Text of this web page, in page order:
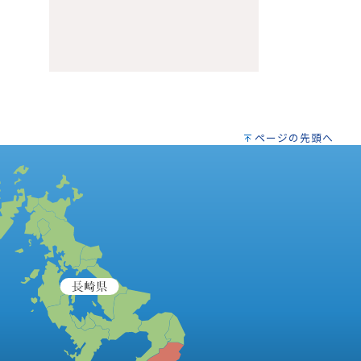
ページの先頭へ